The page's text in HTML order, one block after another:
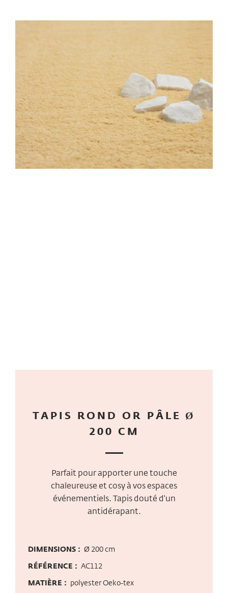
TAPIS ROND OR PÂLE Ø
200 CM
Parfait pour apporter une touche
chaleureuse et cosy à vos espaces
événementiels. Tapis douté d'un
antidérapant.
DIMENSIONS : Ø 200 cm
RÉFÉRENCE : AC112
MATIÈRE : polyester Oeko-tex